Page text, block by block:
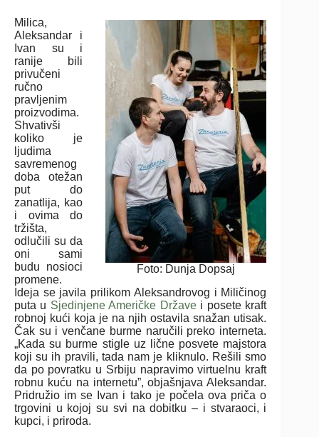
Foto: Dunja Dopsaj
Milica,
Aleksandar i
Ivan su i
ranije bili
privučeni
ručno
pravljenim
proizvodima.
Shvativši
koliko je
ljudima
savremenog
doba otežan
put do
zanatlija, kao
i ovima do
tržišta,
odlučili su da
oni sami
budu nosioci
promene.
Ideja se javila prilikom Aleksandrovog i Miličinog
puta u Sjedinjene Američke Države i posete kraft
robnoj kući koja je na njih ostavila snažan utisak.
Čak su i venčane burme naručili preko interneta.
„Kada su burme stigle uz lične posvete majstora
koji su ih pravili, tada nam je kliknulo. Rešili smo
da po povratku u Srbiju napravimo virtuelnu kraft
robnu kuću na internetu”, objašnjava Aleksandar.
Pridružio im se Ivan i tako je počela ova priča o
trgovini u kojoj su svi na dobitku – i stvaraoci, i
kupci, i priroda.